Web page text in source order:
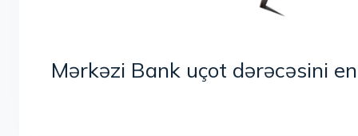
Mərkəzi Bank uçot dərəcəsini